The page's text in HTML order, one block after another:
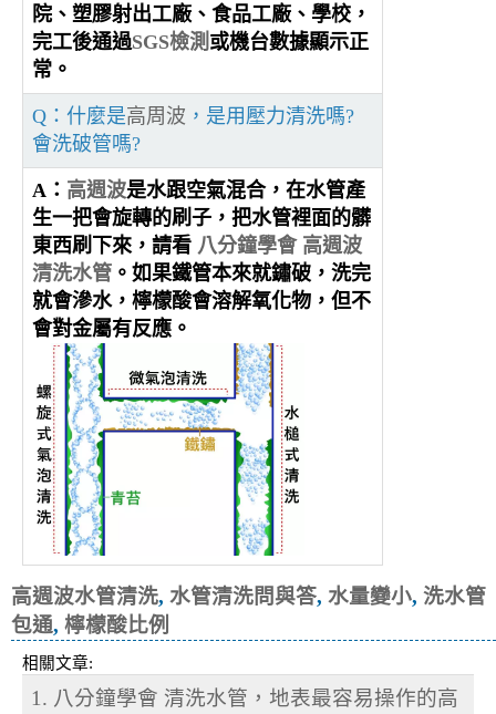
院、塑膠射出工廠、食品工廠、學校，
完工後通過SGS檢測 或機台數據顯示正
常。
Q：什麼是高周波 ，是用壓力清洗嗎?
會洗破管嗎?
A： 高週波是水跟空氣混合，在水管產
生一把會旋轉的刷子，把水管裡面的髒
東西刷下來，請看 八分鐘學會 高週波
清洗水管 。如果鐵管本來就鏽破，洗完
就會滲水，檸檬酸會溶解氧化物，但不
會對金屬有反應。
高週波水管清洗, 水管清洗問與答, 水量變小, 洗水管
包通, 檸檬酸比例
相關文章:
1. 八分鐘學會 清洗水管，地表最容易操作的高